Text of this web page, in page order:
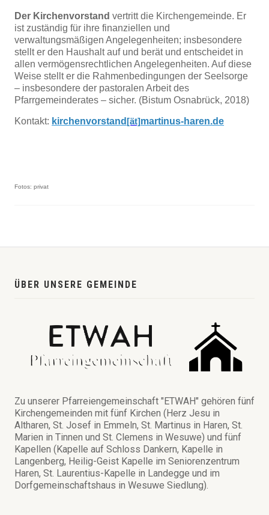
Der Kirchenvorstand vertritt die Kirchengemeinde. Er
ist zuständig für ihre finanziellen und
verwaltungsmäßigen Angelegenheiten; insbesondere
stellt er den Haushalt auf und berät und entscheidet in
allen vermögensrechtlichen Angelegenheiten. Auf diese
Weise stellt er die Rahmenbedingungen der Seelsorge
– insbesondere der pastoralen Arbeit des
Pfarrgemeinderates – sicher. (Bistum Osnabrück, 2018)
Kontakt: kirchenvorstand [ät]martinus-haren.de
Fotos: privat
ÜBER UNSERE GEMEINDE
Zu unserer Pfarreiengemeinschaft "ETWAH" gehören fünf
Kirchengemeinden mit fünf Kirchen (Herz Jesu in
Altharen, St. Josef in Emmeln, St. Martinus in Haren, St.
Marien in Tinnen und St. Clemens in Wesuwe) und fünf
Kapellen (Kapelle auf Schloss Dankern, Kapelle in
Langenberg, Heilig-Geist Kapelle im Seniorenzentrum
Haren, St. Laurentius-Kapelle in Landegge und im
Dorfgemeinschaftshaus in Wesuwe Siedlung).